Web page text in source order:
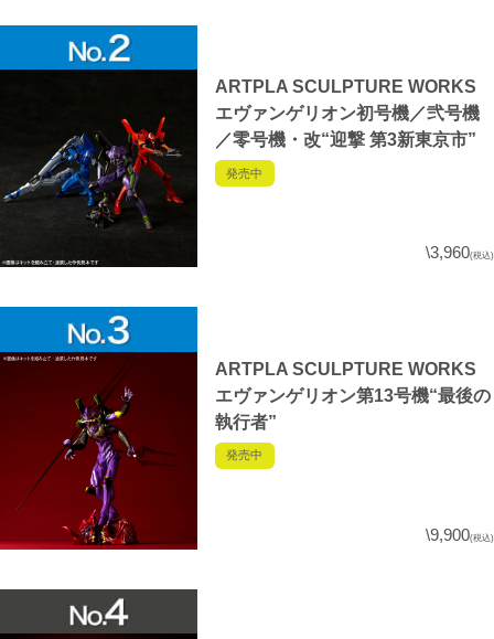
ARTPLA SCULPTURE WORKS
エヴァンゲリオン初号機／弐号機
／零号機・改“迎撃 第3新東京市”
発売中
\3,960(税込)
ARTPLA SCULPTURE WORKS
エヴァンゲリオン第13号機“最後の
執行者”
発売中
\9,900(税込)